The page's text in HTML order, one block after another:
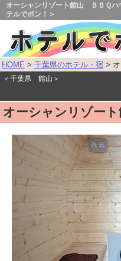
オーシャンリゾート館山 ＢＢＱハ
テルでポン！＞
HOME > 千葉県のホテル・宿 >
＜千葉県 館山＞
オーシャンリゾー